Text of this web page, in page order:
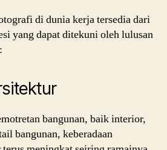
di dunia kerja tersedia dari
yang dapat ditekuni oleh lulusan
bangunan, baik interior,
bangunan, keberadaan